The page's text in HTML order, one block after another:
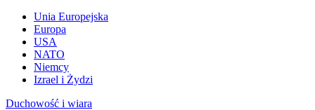
Unia Europejska
Europa
USA
NATO
Niemcy
Izrael i Żydzi
Duchowość i wiara